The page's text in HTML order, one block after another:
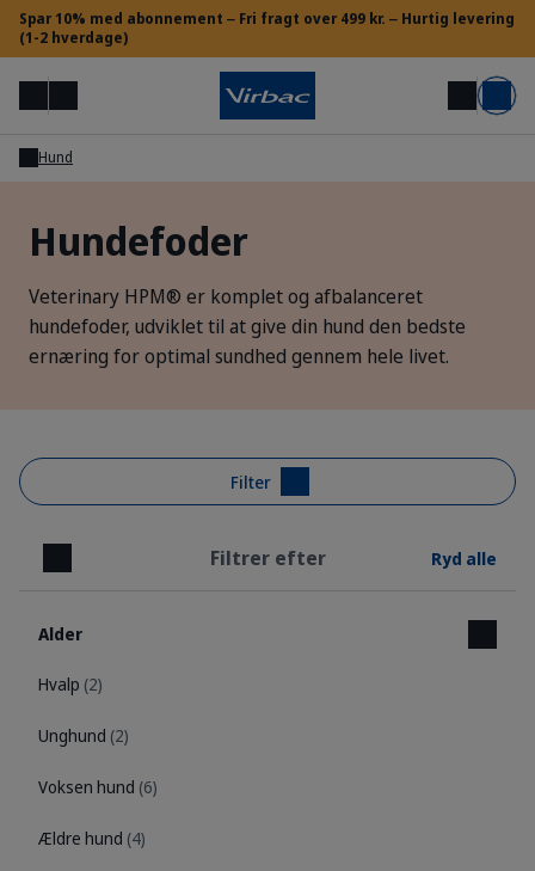
Spar 10% med abonnement ‒ ​Fri fragt over 499 kr. ‒ Hurtig levering
(1-2 hverdage)
MenuSøg Min konto Kurv
Brug for hjælp?
Hund
Hundefoder
Veterinary HPM® er komplet og afbalanceret
hundefoder, udviklet til at give din hund den bedste
ernæring for optimal sundhed gennem hele livet.
Filter
Luk Filtrer efter Ryd alle
Alder
Hvalp (2)
Unghund (2)
Voksen hund (6)
Ældre hund (4)